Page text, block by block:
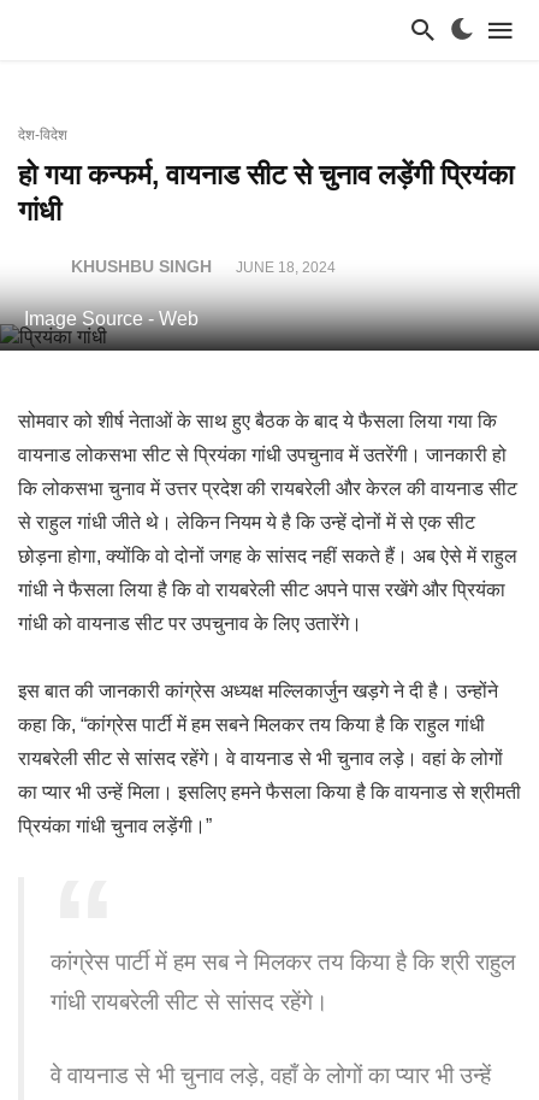
देश-विदेश
हो गया कन्फर्म, वायनाड सीट से चुनाव लड़ेंगी प्रियंका
गांधी
KHUSHBU SINGH JUNE 18, 2024
Image Source - Web
सोमवार को शीर्ष नेताओं के साथ हुए बैठक के बाद ये फैसला लिया गया कि
वायनाड लोकसभा सीट से प्रियंका गांधी उपचुनाव में उतरेंगी। जानकारी हो
कि लोकसभा चुनाव में उत्तर प्रदेश की रायबरेली और केरल की वायनाड सीट
से राहुल गांधी जीते थे। लेकिन नियम ये है कि उन्हें दोनों में से एक सीट
छोड़ना होगा, क्योंकि वो दोनों जगह के सांसद नहीं सकते हैं। अब ऐसे में राहुल
गांधी ने फैसला लिया है कि वो रायबरेली सीट अपने पास रखेंगे और प्रियंका
गांधी को वायनाड सीट पर उपचुनाव के लिए उतारेंगे।
इस बात की जानकारी कांग्रेस अध्यक्ष मल्लिकार्जुन खड़गे ने दी है। उन्होंने
कहा कि, “कांग्रेस पार्टी में हम सबने मिलकर तय किया है कि राहुल गांधी
रायबरेली सीट से सांसद रहेंगे। वे वायनाड से भी चुनाव लड़े। वहां के लोगों
का प्यार भी उन्हें मिला। इसलिए हमने फैसला किया है कि वायनाड से श्रीमती
प्रियंका गांधी चुनाव लड़ेंगी।”
कांग्रेस पार्टी में हम सब ने मिलकर तय किया है कि श्री राहुल
गांधी रायबरेली सीट से सांसद रहेंगे।
वे वायनाड से भी चुनाव लड़े, वहाँ के लोगों का प्यार भी उन्हें